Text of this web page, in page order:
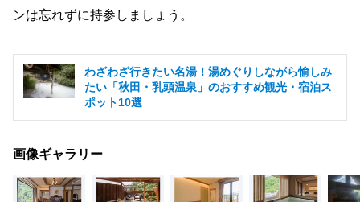
ンは忘れずに持参しましょう。
わざわざ行きたい名湯！湯めぐりしながら愉しみ
たい「秋田・乳頭温泉」のおすすめ観光・宿泊ス
ポット10選
画像ギャラリー